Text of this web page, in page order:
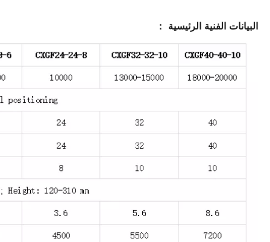
البيانات الفنية الرئيسية ：